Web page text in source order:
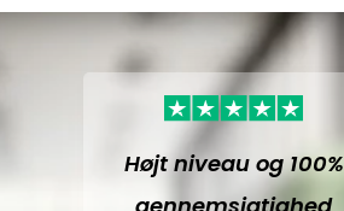
Højt niveau og 100%